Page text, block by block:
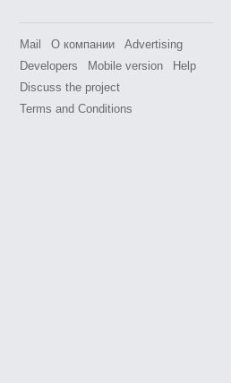
Mail О компании
Advertising
Developers
Mobile version
Help
Discuss the project
Terms and Conditions